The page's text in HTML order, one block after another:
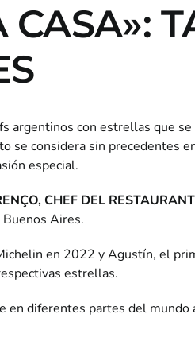
argentinos con estrellas que
se considera sin precedentes
especial.
CHEF DEL
Aires.
en 2022 y Agustín, el
estrellas.
en diferentes partes del